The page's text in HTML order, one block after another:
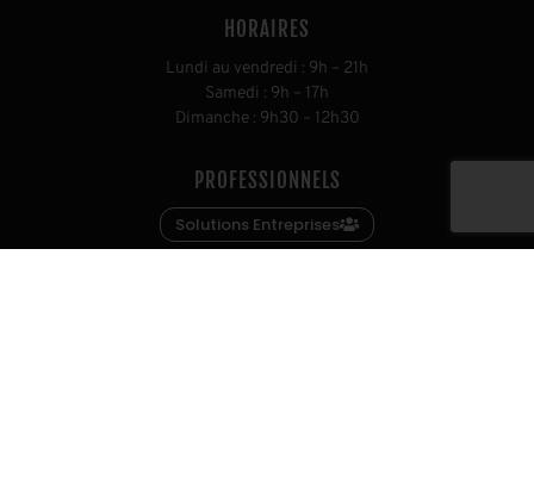
HORAIRES
Lundi au vendredi : 9h
21h
Samedi : 9h
17h
Dimanche: 9h30 12h30
PROFESSIONNELS
Solutions Entreprises